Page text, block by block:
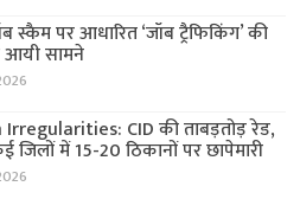
स्कैम पर आधारित ‘जॉब ट्रैफिकिंग’ की
सामने
Irregularities: CID की ताबड़तोड़ रेड,
जिलों में 15-20 ठिकानों पर छापेमारी